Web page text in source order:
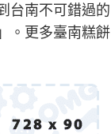
台南不可錯過的
」。更多臺南糕餅